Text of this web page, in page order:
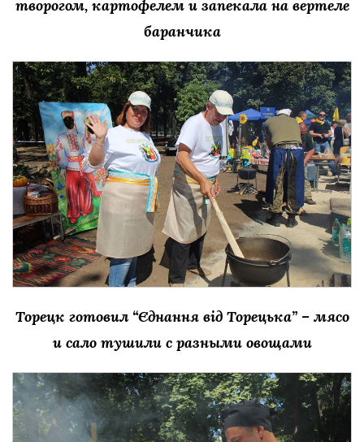
творогом, картофелем и запекала на вертеле
баранчика
Торецк готовил “Єднання від Торецька” – мясо
и сало тушили с разными овощами